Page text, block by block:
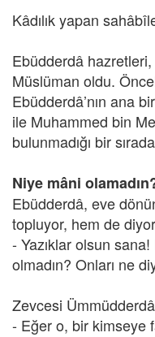
Kâdılık yapan
Ebüdderdâ hazretleri,
Müslüman oldu.
Ebüdderdâ’nın ana
ile Muhammed bin
bulunmadığı bir
Niye mâni
Ebüdderdâ, eve
topluyor, hem de
- Yazıklar olsun
olmadın? Onları ne
Zevcesi
- Eğer o, bir kimseye